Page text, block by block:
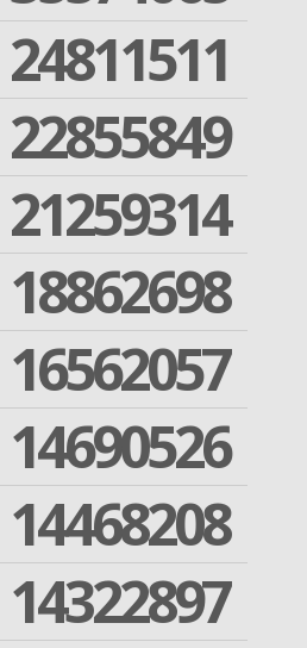
24811511
22855849
21259314
18862698
16562057
14690526
14468208
14322897